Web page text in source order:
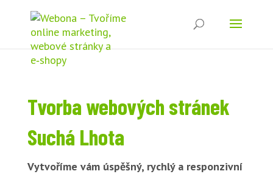
Tvorba webových stránek
Suchá Lhota
Vytvoříme vám úspěšný, rychlý a responzivní